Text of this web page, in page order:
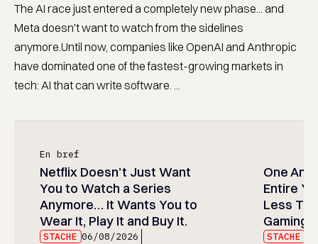
The AI race just entered a completely new phase... and
Meta doesn't want to watch from the sidelines
anymore.Until now, companies like OpenAI and Anthropic
have dominated one of the fastest-growing markets in
tech: AI that can write software. ...
En bref
Netflix Doesn’t Just Want
You to Watch a Series
Anymore… It Wants You to
Wear It, Play It and Buy It.
STACHE 06/08/2026
One
Entire
Less
Gaming
STACHE